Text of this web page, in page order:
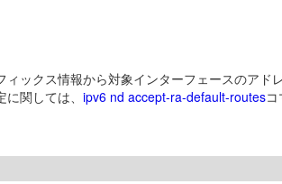
ックス情報から対象インターフェースのア
関しては、 ipv6 nd accept-ra-default-routes